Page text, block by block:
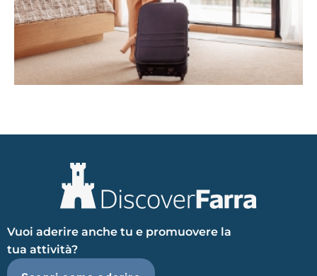
Vuoi aderire anche tu e promuovere la
tua attività?